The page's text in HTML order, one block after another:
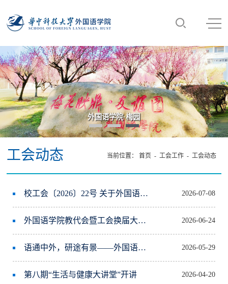
外国语学院·梅园
工会动态 当前位置： 首页 - 工会工作 - 工会动态
校工会〔2026〕22号 关于外国语学院工会委员会换届选举结果的批复 2026-07-08
外国语学院教代会暨工会换届大会圆满召开 2026-06-24
语通中外，研途有景——外国语学院工会组织青年教师赴军山国际校区研学交流 2026-05-29
第八期“生活与健康大讲堂”开讲 2026-04-20